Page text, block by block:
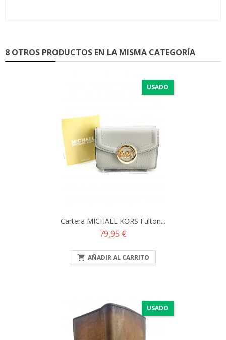
8 OTROS PRODUCTOS EN LA MISMA CATEGORÍA
USADO
Cartera MICHAEL KORS Fulton...
Precio
79,95 €
 AÑADIR AL CARRITO
USADO